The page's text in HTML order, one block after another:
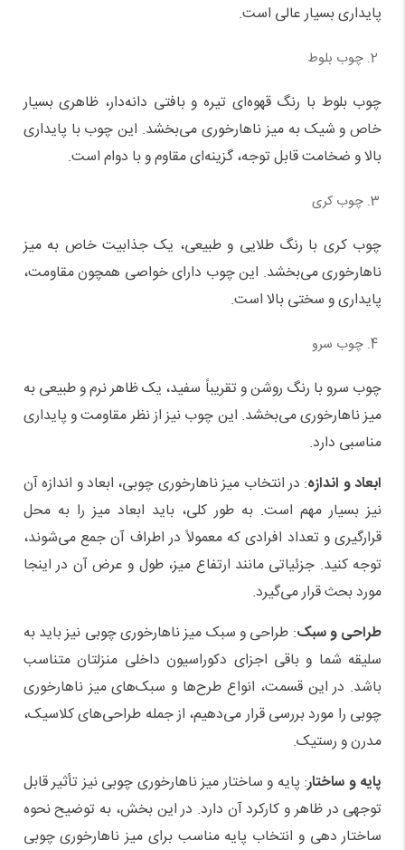
پایداری بسیار عالی است.
چوب بلوط
چوب بلوط با رنگ قهوه‌ای تیره و بافتی دانه‌دار، ظاهری بسیار
خاص و شیک به میز ناهارخوری می‌بخشد. این چوب با پایداری
بالا و ضخامت قابل توجه، گزینه‌ای مقاوم و با دوام است.
چوب کری
چوب کری با رنگ طلایی و طبیعی، یک جذابیت خاص به میز
ناهارخوری می‌بخشد. این چوب دارای خواصی همچون مقاومت،
پایداری و سختی بالا است.
چوب سرو
چوب سرو با رنگ روشن و تقریباً سفید، یک ظاهر نرم و طبیعی به
میز ناهارخوری می‌بخشد. این چوب نیز از نظر مقاومت و پایداری
مناسبی دارد.
ابعاد و اندازه: در انتخاب میز ناهارخوری چوبی، ابعاد و اندازه آن
نیز بسیار مهم است. به طور کلی، باید ابعاد میز را به محل
قرارگیری و تعداد افرادی که معمولاً در اطراف آن جمع می‌شوند،
توجه کنید. جزئیاتی مانند ارتفاع میز، طول و عرض آن در اینجا
مورد بحث قرار می‌گیرد.
طراحی و سبک: طراحی و سبک میز ناهارخوری چوبی نیز باید به
سلیقه شما و باقی اجزای دکوراسیون داخلی منزلتان متناسب
باشد. در این قسمت، انواع طرح‌ها و سبک‌های میز ناهارخوری
چوبی را مورد بررسی قرار می‌دهیم، از جمله طراحی‌های کلاسیک،
مدرن و رستیک.
پایه و ساختار: پایه و ساختار میز ناهارخوری چوبی نیز تأثیر قابل
توجهی در ظاهر و کارکرد آن دارد. در این بخش، به توضیح نحوه
ساختار دهی و انتخاب پایه مناسب برای میز ناهارخوری چوبی